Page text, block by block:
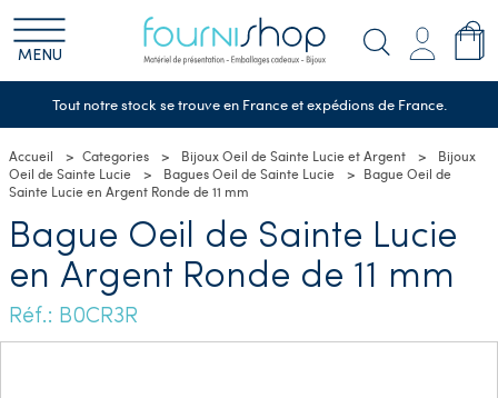
MENU
Tout notre stock se trouve en France et expédions de France.
Accueil Categories Bijoux Oeil de Sainte Lucie et Argent
Bijoux
Oeil de Sainte Lucie
Bagues Oeil de Sainte Lucie
Bague Oeil de
Sainte Lucie en Argent Ronde de 11 mm
Bague Oeil de Sainte Lucie
en Argent Ronde de 11 mm
Réf.: B0CR3R